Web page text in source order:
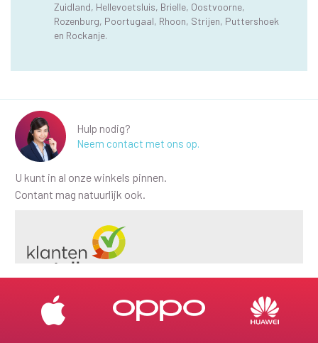
Zuidland, Hellevoetsluis, Brielle, Oostvoorne,
Rozenburg, Poortugaal, Rhoon, Strijen, Puttershoek
en Rockanje.
Hulp nodig?
Neem contact met ons op.
U kunt in al onze winkels pinnen.
Contant mag natuurlijk ook.